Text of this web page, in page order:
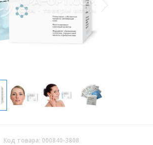
Код товара: 000840-3808